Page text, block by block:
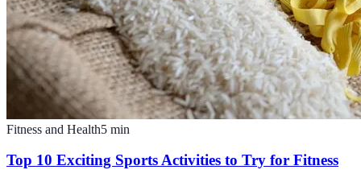
Fitness and Health5 min
Top 10 Exciting Sports Activities to Try for Fitness